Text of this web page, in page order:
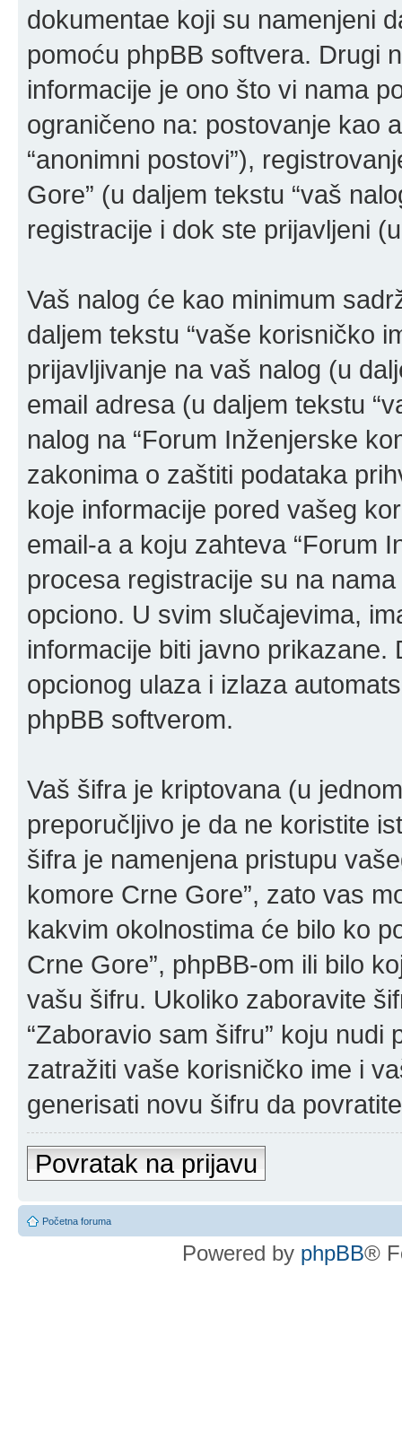
dokumentae koji su namenjeni
pomoću phpBB softvera. Drugi
informacije je ono što vi nama
ograničeno na: postovanje kao
“anonimni postovi”),
Gore” (u daljem tekstu “vaš
registracije i dok ste prijavljeni
Vaš nalog će kao minimum
daljem tekstu “vaše korisničko
prijavljivanje na vaš nalog (u
email adresa (u daljem tekstu
nalog na “Forum Inženjerske
zakonima o zaštiti podataka
koje informacije pored vašeg
email-a a koju zahteva “Forum
procesa registracije su na
opciono. U svim slučajevima,
informacije biti javno
opcionog ulaza i izlaza
phpBB softverom.
Vaš šifra je kriptovana (u
preporučljivo je da ne koristite
šifra je namenjena pristupu
komore Crne Gore”, zato vas
kakvim okolnostima će bilo ko
Crne Gore”, phpBB-om ili bilo
vašu šifru. Ukoliko zaboravite
“Zaboravio sam šifru” koju
zatražiti vaše korisničko ime i
generisati novu šifru da
Povratak na prijavu
Početna foruma
Powered by phpBB®